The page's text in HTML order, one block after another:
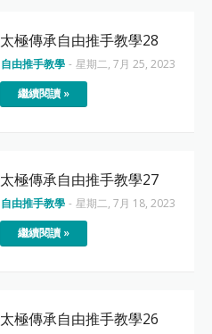
太極傳承自由推手教學28
自由推手教學 - 星期二, 7月 25, 2023
繼續閱讀 »
太極傳承自由推手教學27
自由推手教學 - 星期二, 7月 18, 2023
繼續閱讀 »
太極傳承自由推手教學26